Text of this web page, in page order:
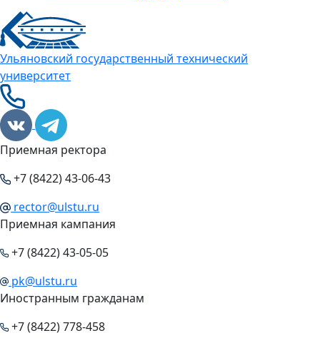
Ульяновский государственный технический
университет
Приемная ректора
+7 (8422) 43-06-43
rector@ulstu.ru
Приемная кампания
+7 (8422) 43-05-05
pk@ulstu.ru
Иностранным гражданам
+7 (8422) 778-458